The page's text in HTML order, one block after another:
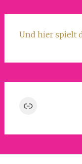
Und hier spielt
Link